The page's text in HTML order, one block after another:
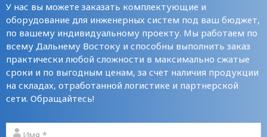
У нас вы можете заказать комплектующие и
оборудование для инженерных систем под ваш бюджет,
по вашему индивидуальному проекту. Мы работаем по
всему Дальнему Востоку и способны выполнить заказ
практически любой сложности в максимально сжатые
сроки и по выгодным ценам, за счет наличия продукции
на складах, отработанной логистике и партнерской
сети. Обращайтесь!